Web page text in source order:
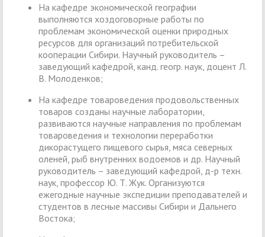
На кафедре экономической географии
выполняются хоздоговорные работы по
проблемам экономической оценки природных
ресурсов для организаций потребительской
кооперации Сибири. Научный руководитель –
заведующий кафедрой, канд. геогр. наук, доцент Л.
В. Молоденков;
На кафедре товароведения продовольственных
товаров созданы научные лаборатории,
развиваются научные направления по проблемам
товароведения и технологии переработки
дикорастущего пищевого сырья, мяса северных
оленей, рыб внутренних водоемов и др. Научный
руководитель – заведующий кафедрой, д-р техн.
наук, профессор Ю. Т. Жук. Организуются
ежегодные научные экспедиции преподавателей и
студентов в лесные массивы Сибири и Дальнего
Востока;